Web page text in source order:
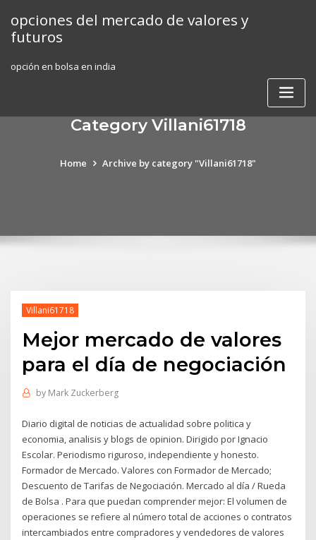
content
opciones del mercado de valores y
futuros
opción en bolsa en india
Category Villani61718
Home Archive by category "Villani61718"
Villani61718
Mejor mercado de valores
para el día de negociación
by Mark Zuckerberg
Diario digital de noticias de actualidad sobre politica y
economia, analisis y blogs de opinion. Dirigido por Ignacio
Escolar. Periodismo riguroso, independiente y honesto.
Formador de Mercado. Valores con Formador de Mercado;
Descuento de Tarifas de Negociación. Mercado al día / Rueda
de Bolsa . Para que puedan comprender mejor: El volumen de
operaciones se refiere al número total de acciones o contratos
intercambiados entre compradores y vendedores de valores